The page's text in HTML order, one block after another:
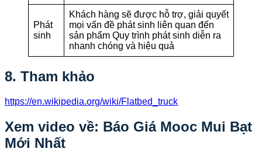
Phát
sinh
Khách hàng sẽ được hỗ trợ, giải quyết
mọi vấn đề phát sinh liên quan đến
sản phẩm Quy trình phát sinh diễn ra
nhanh chóng và hiệu quả
8. Tham khảo
https://en.wikipedia.org/wiki/Flatbed_truck
Xem video về: Báo Giá Mooc Mui Bạt
Mới Nhất